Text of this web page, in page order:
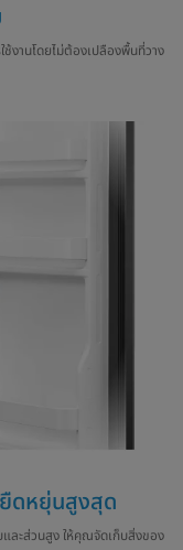
งานโดยไม่ต้องเปลืองพื้นที่วาง
ยืดหยุ่นสูงสุด
ละส่วนสูง ให้คุณจัดเก็บสิ่งของ